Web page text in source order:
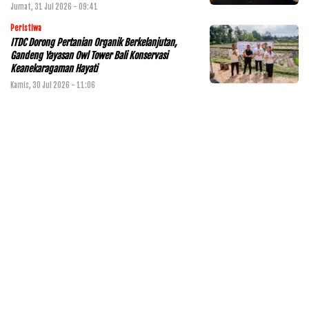
Jumat, 31 Jul 2026 - 09:41
Peristiwa
ITDC Dorong Pertanian Organik Berkelanjutan,
Gandeng Yayasan Owl Tower Bali Konservasi
Keanekaragaman Hayati
Kamis, 30 Jul 2026 - 11:06